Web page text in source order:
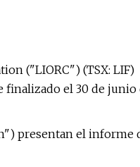
("LIORC") (TSX: LIF)
finalizado el 30 de junio
presentan el informe